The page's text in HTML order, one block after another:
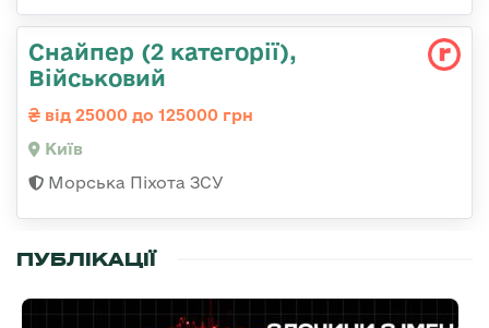
Снайпер (2 категорії),
Військовий
від 25000 до 125000 грн
Київ
Морська Піхота ЗСУ
ПУБЛІКАЦІЇ